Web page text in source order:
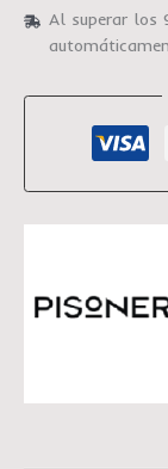
Al superar los